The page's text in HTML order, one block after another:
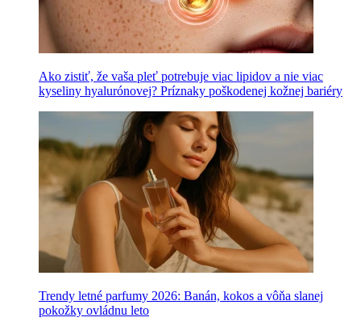
Ako zistiť, že vaša pleť potrebuje viac lipidov a nie viac
kyseliny hyalurónovej? Príznaky poškodenej kožnej bariéry
Trendy letné parfumy 2026: Banán, kokos a vôňa slanej
pokožky ovládnu leto